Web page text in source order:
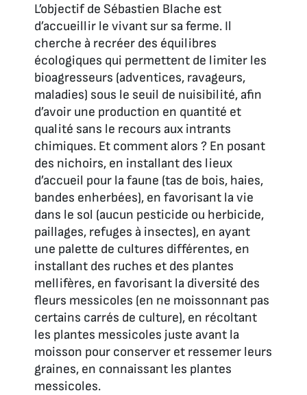
L’objectif de Sébastien Blache est
d’accueillir le vivant sur sa ferme. Il
cherche à recréer des équilibres
écologiques qui permettent de limiter les
bioagresseurs (adventices, ravageurs,
maladies) sous le seuil de nuisibilité, afin
d’avoir une production en quantité et
qualité sans le recours aux intrants
chimiques. Et comment alors ? En posant
des nichoirs, en installant des lieux
d’accueil pour la faune (tas de bois, haies,
bandes enherbées), en favorisant la vie
dans le sol (aucun pesticide ou herbicide,
paillages, refuges à insectes), en ayant
une palette de cultures différentes, en
installant des ruches et des plantes
mellifères, en favorisant la diversité des
fleurs messicoles (en ne moissonnant pas
certains carrés de culture), en récoltant
les plantes messicoles juste avant la
moisson pour conserver et ressemer leurs
graines, en connaissant les plantes
messicoles.